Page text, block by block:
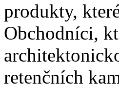
produkty,
Obchodníci,
retenčních